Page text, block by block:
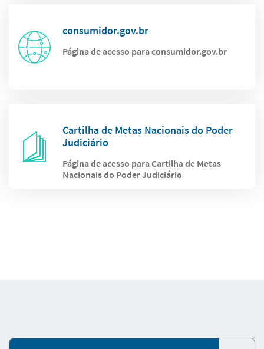
consumidor.gov.br
Página de acesso para consumidor.gov.br
Cartilha de Metas Nacionais do Poder
Judiciário
Página de acesso para Cartilha de Metas
Nacionais do Poder Judiciário